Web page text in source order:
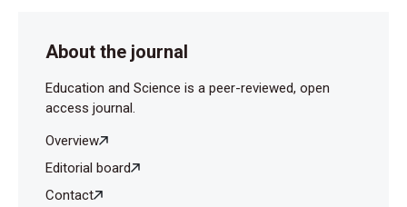
About the journal
Education and Science is a peer-reviewed, open
access journal.
Overview
Editorial board
Contact